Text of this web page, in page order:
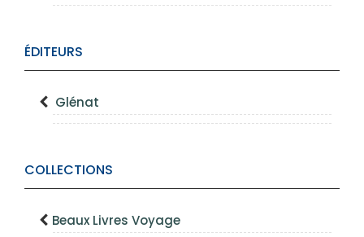
ÉDITEURS
Glénat
COLLECTIONS
Beaux Livres Voyage